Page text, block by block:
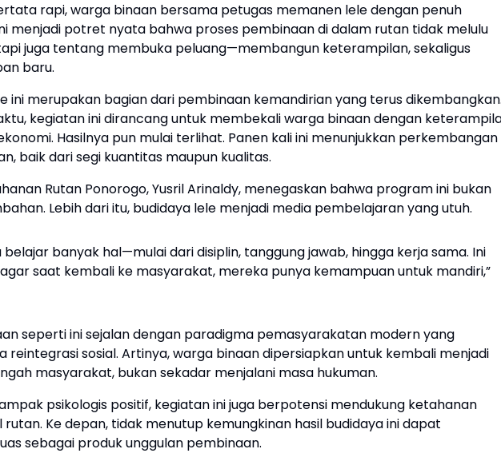
rapi, warga binaan bersama petugas memanen lele dengan penuh
menjadi potret nyata bahwa proses pembinaan di dalam rutan tidak melulu
juga tentang membuka peluang—membangun keterampilan, sekaligus
baru.
ini merupakan bagian dari pembinaan kemandirian yang terus dikembangkan.
kegiatan ini dirancang untuk membekali warga binaan dengan
Hasilnya pun mulai terlihat. Panen kali ini menunjukkan perkembangan
baik dari segi kuantitas maupun kualitas.
Rutan Ponorogo, Yusril Arinaldy, menegaskan bahwa program ini bukan
Lebih dari itu, budidaya lele menjadi media pembelajaran yang utuh.
belajar banyak hal—mulai dari disiplin, tanggung jawab, hingga kerja sama. Ini
saat kembali ke masyarakat, mereka punya kemampuan untuk mandiri,”
seperti ini sejalan dengan paradigma pemasyarakatan modern yang
reintegrasi sosial. Artinya, warga binaan dipersiapkan untuk kembali menjadi
masyarakat, bukan sekadar menjalani masa hukuman.
psikologis positif, kegiatan ini juga berpotensi mendukung ketahanan
Ke depan, tidak menutup kemungkinan hasil budidaya ini dapat
sebagai produk unggulan pembinaan.